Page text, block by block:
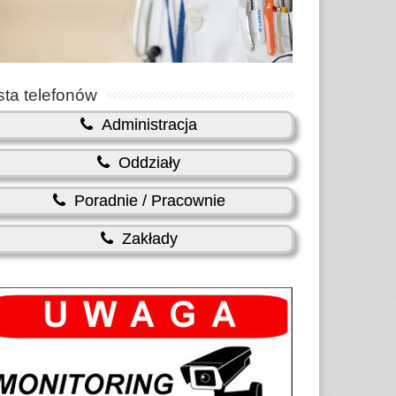
telefonów
Administracja
Oddziały
Poradnie / Pracownie
Zakłady